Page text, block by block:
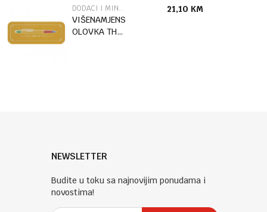
DODACI I MINI ALATI
VIŠENAMJENSKA
OLOVKA THE
21,10 KM
NEWSLETTER
Budite u toku sa najnovijim ponudama i
novostima!